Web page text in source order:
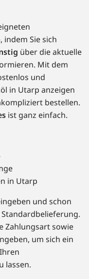
indem Sie sich
über die aktuelle
Mit dem
und
in Utarp anzeigen
bestellen.
ist ganz einfach.
in Utarp
und schon
Zahlungsart sowie
um sich ein
lassen.